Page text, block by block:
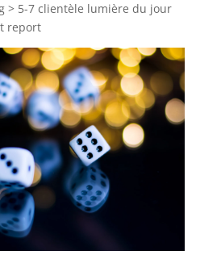
> 5-7 clientèle lumière du jour
report